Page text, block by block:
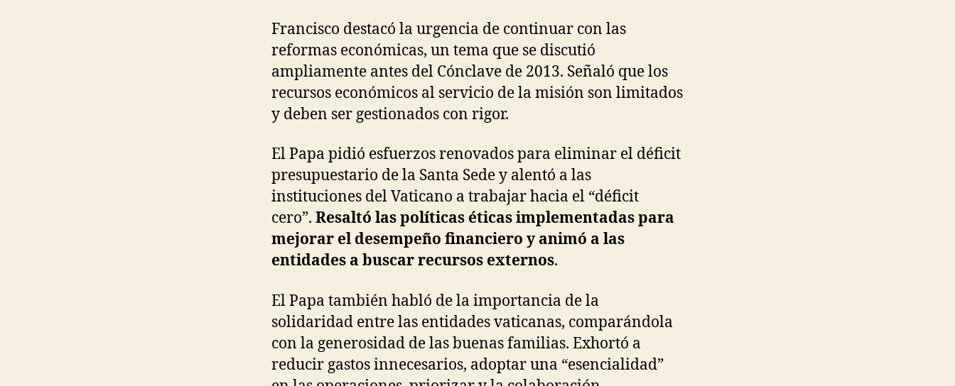
Francisco destacó la urgencia de continuar con las
reformas económicas, un tema que se discutió
ampliamente antes del Cónclave de 2013. Señaló que los
recursos económicos al servicio de la misión son limitados
y deben ser gestionados con rigor.
El Papa pidió esfuerzos renovados para eliminar el déficit
presupuestario de la Santa Sede y alentó a las
instituciones del Vaticano a trabajar hacia el “déficit
cero”. Resaltó las políticas éticas implementadas para
mejorar el desempeño financiero y animó a las
entidades a buscar recursos externos.
El Papa también habló de la importancia de la
solidaridad entre las entidades vaticanas, comparándola
con la generosidad de las buenas familias. Exhortó a
reducir gastos innecesarios, adoptar una “esencialidad”